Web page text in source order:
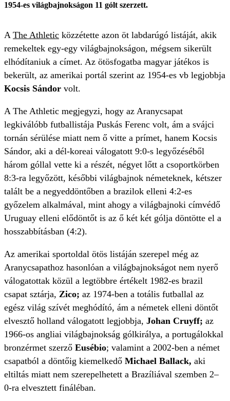
1954-es világbajnokságon 11 gólt szerzett.
A The Athletic közzétette azon öt labdarúgó listáját, akik
remekeltek egy-egy világbajnokságon, mégsem sikerült
elhódítaniuk a címet. Az ötösfogatba magyar játékos is
bekerült, az amerikai portál szerint az 1954-es vb legjobbja
Kocsis Sándor volt.
A The Athletic megjegyzi, hogy az Aranycsapat
legkiválóbb futballistája Puskás Ferenc volt, ám a svájci
tornán sérülése miatt nem ő vitte a prímet, hanem Kocsis
Sándor, aki a dél-koreai válogatott 9:0-s legyőzéséből
három góllal vette ki a részét, négyet lőtt a csoportkörben
8:3-ra legyőzött, későbbi világbajnok németeknek, kétszer
talált be a negyeddöntőben a brazilok elleni 4:2-es
győzelem alkalmával, mint ahogy a világbajnoki címvédő
Uruguay elleni elődöntőt is az ő két két gólja döntötte el a
hosszabbításban (4:2).
Az amerikai sportoldal ötös listáján szerepel még az
Aranycsapathoz hasonlóan a világbajnokságot nem nyerő
válogatottak közül a legtöbbre értékelt 1982-es brazil
csapat sztárja, Zico; az 1974-ben a totális futballal az
egész világ szívét meghódító, ám a németek elleni döntőt
elvesztő holland válogatott legjobbja, Johan Cruyff; az
1966-os angliai világbajnokság gólkirálya, a portugálokkal
bronzérmet szerző Eusébio; valamint a 2002-ben a német
csapatból a döntőig kiemelkedő Michael Ballack, aki
eltiltás miatt nem szerepelhetett a Brazíliával szemben 2–
0-ra elvesztett fináléban.